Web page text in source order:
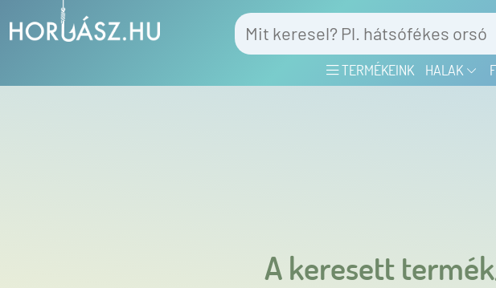
TERMÉKEINK HALAK
A keresett